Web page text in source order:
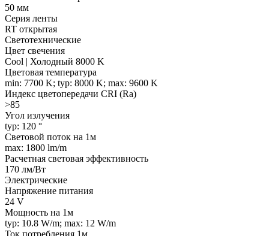
50 мм
Серия ленты
RT открытая
Светотехнические
Цвет свечения
Cool | Холодный 8000 K
Цветовая температура
min: 7700 K; typ: 8000 K; max: 9600 K
Индекс цветопередачи CRI (Ra)
>85
Угол излучения
typ: 120 °
Световой поток на 1м
max: 1800 lm/m
Расчетная световая эффективность
170 лм/Вт
Электрические
Напряжение питания
24 V
Мощность на 1м
typ: 10.8 W/m; max: 12 W/m